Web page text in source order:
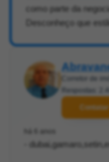
como parte da
Desconheço que
Corretor de
Respostas:
Contatar
há 6 anos
-